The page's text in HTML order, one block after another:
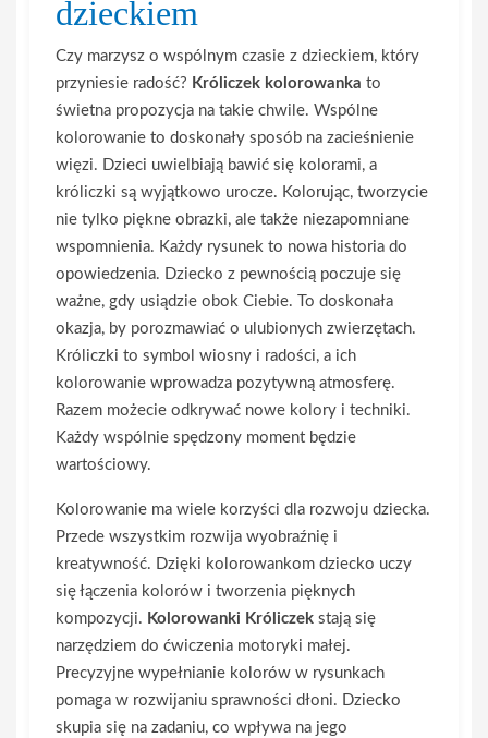
dzieckiem
Czy marzysz o wspólnym czasie z dzieckiem, który
przyniesie radość? Króliczek kolorowanka to
świetna propozycja na takie chwile. Wspólne
kolorowanie to doskonały sposób na zacieśnienie
więzi. Dzieci uwielbiają bawić się kolorami, a
króliczki są wyjątkowo urocze. Kolorując, tworzycie
nie tylko piękne obrazki, ale także niezapomniane
wspomnienia. Każdy rysunek to nowa historia do
opowiedzenia. Dziecko z pewnością poczuje się
ważne, gdy usiądzie obok Ciebie. To doskonała
okazja, by porozmawiać o ulubionych zwierzętach.
Króliczki to symbol wiosny i radości, a ich
kolorowanie wprowadza pozytywną atmosferę.
Razem możecie odkrywać nowe kolory i techniki.
Każdy wspólnie spędzony moment będzie
wartościowy.
Kolorowanie ma wiele korzyści dla rozwoju dziecka.
Przede wszystkim rozwija wyobraźnię i
kreatywność. Dzięki kolorowankom dziecko uczy
się łączenia kolorów i tworzenia pięknych
kompozycji. Kolorowanki Króliczek stają się
narzędziem do ćwiczenia motoryki małej.
Precyzyjne wypełnianie kolorów w rysunkach
pomaga w rozwijaniu sprawności dłoni. Dziecko
skupia się na zadaniu, co wpływa na jego